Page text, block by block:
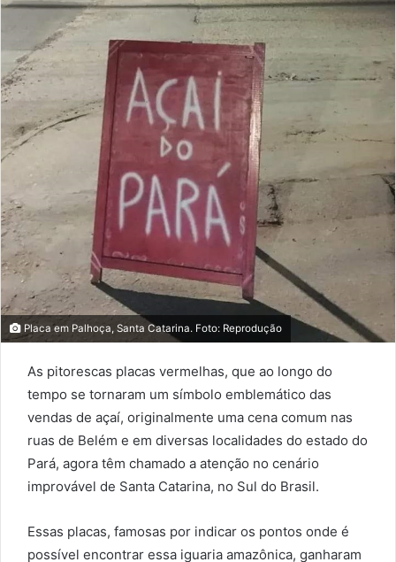
email
Placa em Palhoça, Santa Catarina. Foto: Reprodução
As pitorescas placas vermelhas, que ao longo do
tempo se tornaram um símbolo emblemático das
vendas de açaí, originalmente uma cena comum nas
ruas de Belém e em diversas localidades do estado do
Pará, agora têm chamado a atenção no cenário
improvável de Santa Catarina, no Sul do Brasil.
Essas placas, famosas por indicar os pontos onde é
possível encontrar essa iguaria amazônica, ganharam